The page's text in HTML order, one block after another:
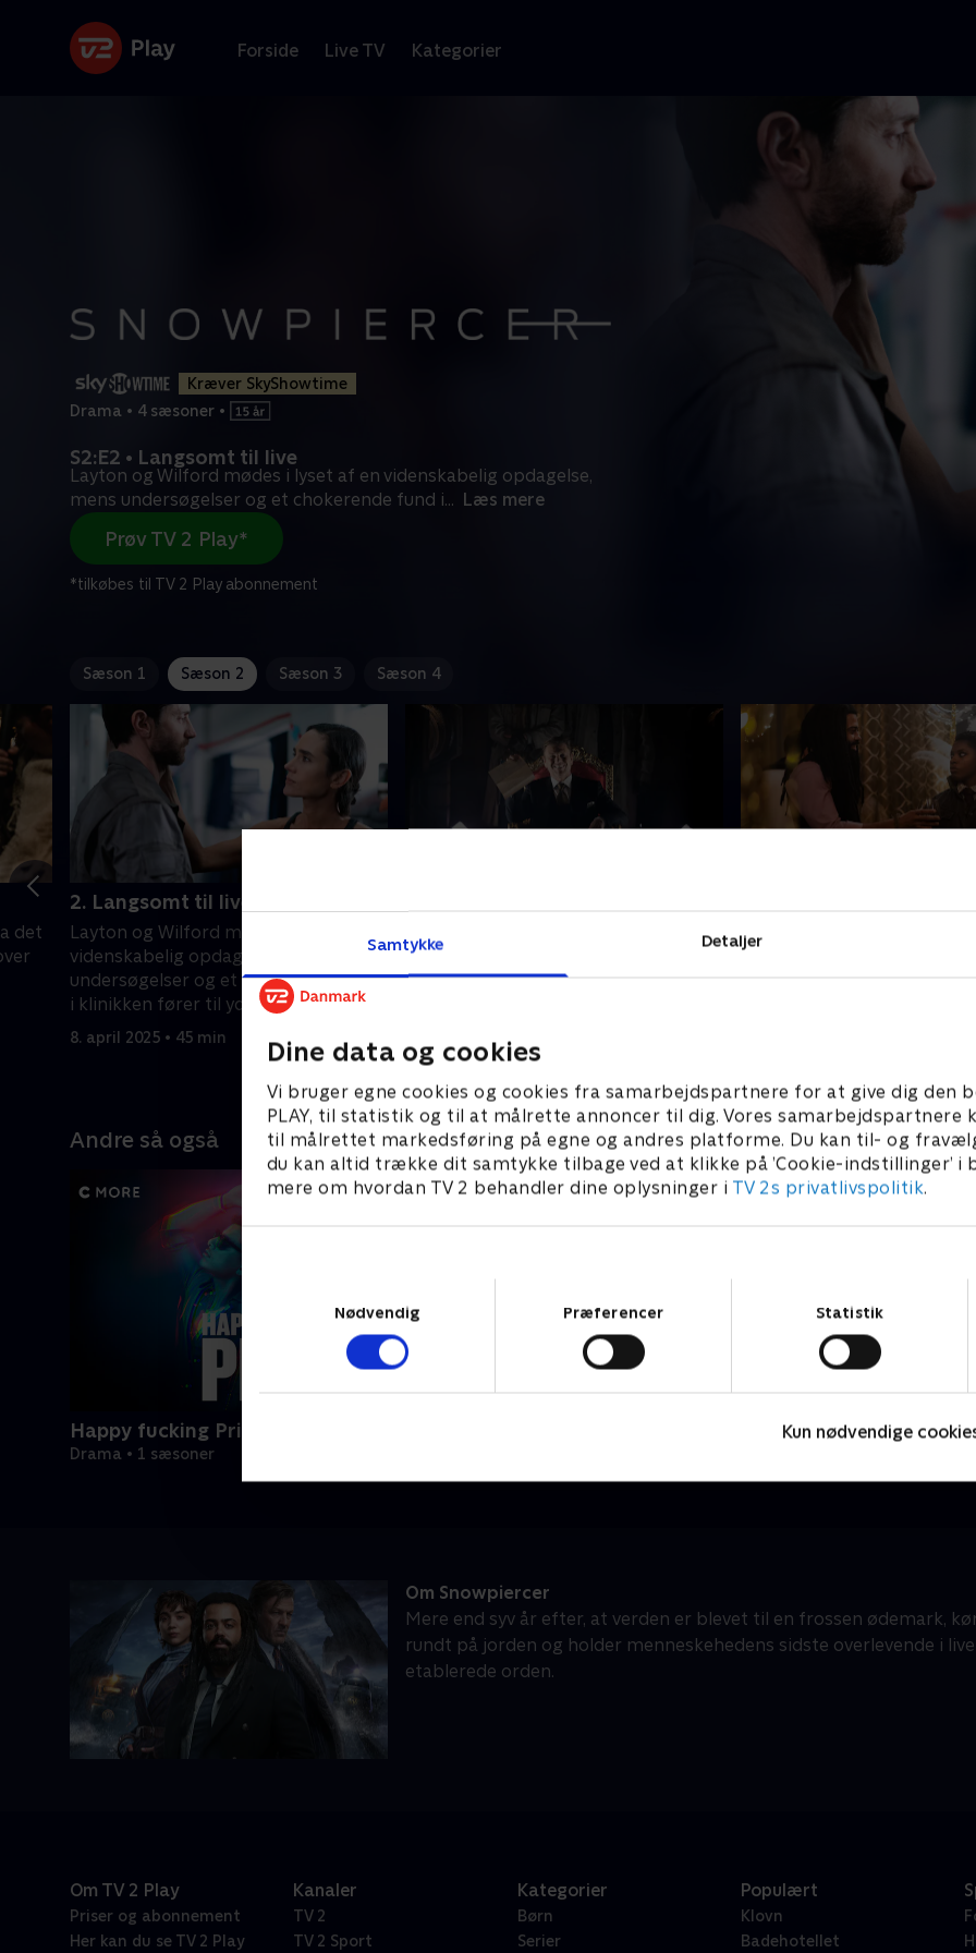
Samtykke Detaljer
Dine data og cookies
Vi bruger egne cookies og cookies fra samarbejdspartnere for at give dig den
PLAY, til statistik og til at målrette annoncer til dig. Vores samarbejdspartnere
til målrettet markedsføring på egne og andres platforme. Du kan til- og
du kan altid trække dit samtykke tilbage ved at klikke på ’Cookie-indstillinger’ i
mere om hvordan TV 2 behandler dine oplysninger i TV 2s privatlivspolitik.
Nødvendig
Præferencer Statistik
Kun nødvendige
Forside Live TV Kategorier
Kræver SkyShowtime
Drama • 4 sæsoner •
S2:E2 • Langsomt til live
Layton og Wilford mødes i lyset af en videnskabelig opdagelse,
mens undersøgelser og et chokerende fund i... Læs mere
Prøv TV 2 Play*
*tilkøbes til TV 2 Play abonnement
Sæson 1 Sæson 2 Sæson 3 Sæson 4
det
2. Langsomt til live
Layton og Wilford mødes i lyset af en
videnskabelig opdagelse, mens
undersøgelser og et chokerende fund
i klinikken fører til yderligere
afsløringer
8. april 2025 • 45 min
Snowpiercer får hjælp til at navigere
på en forræderisk ny rute, og Melanie
begiver sig ud på en farlig mission.
Snowpiercer skal være vært
Wilford til fest i natvognen,
Andre så også
Happy fucking Pride
Drama • 1 sæsoner
Om Snowpiercer
Mere end syv år efter, at verden er blevet til en frossen ødemark,
rundt på jorden og holder menneskehedens sidste overlevende i
etablerede orden.
Om TV 2 Play
Priser og abonnement
Her kan du se TV 2 Play
Kanaler
TV 2
TV 2 Sport
Kategorier
Børn
Serier
Populært
Klovn
Badehotellet